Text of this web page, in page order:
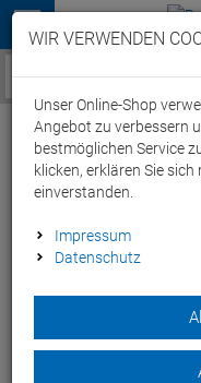
Menü
Beispiel
Es handelt sich bei
Gutschein, der zur Zeit
WIR VERWENDEN
Unser Online-Shop
Angebot zu verbessern
bestmöglichen Service
klicken, erklären Sie
einverstanden.
Impressum
Datenschutz